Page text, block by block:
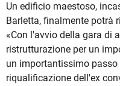
Un edificio maestoso,
Barletta, finalmente potrà
«Con l'avvio della gara di
ristrutturazione per un
un importantissimo passo
riqualificazione dell'ex